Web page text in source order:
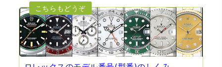
いましたが、今までの質屋さんとは全く違う、とても良い
印象でした。何度でも伺いたくなりました。この度は、本
当にありがとうございました。